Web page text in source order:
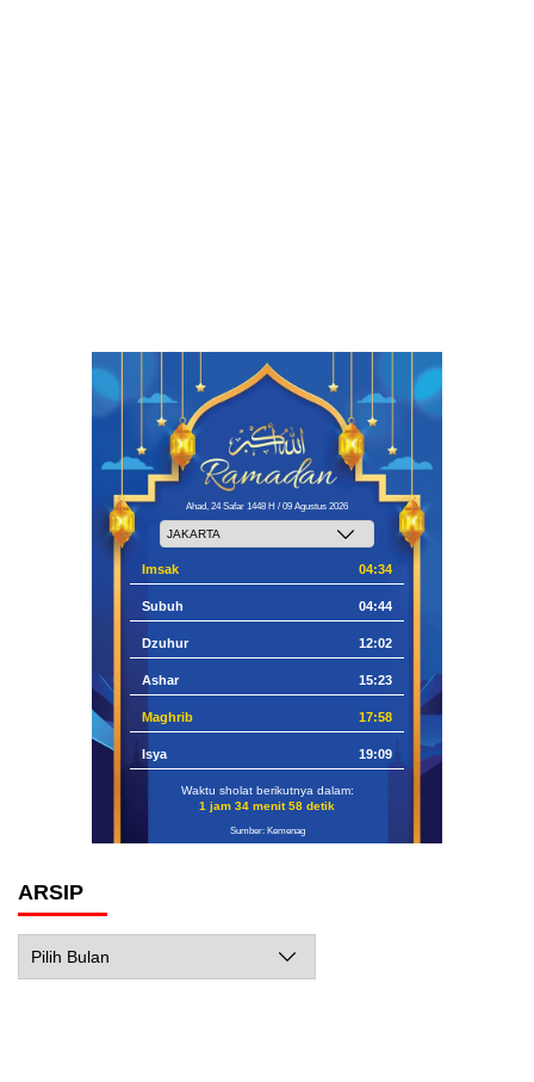
Ahad, 24 Safar 1448 H / 09 Agustus 2026
Imsak 04:34
Subuh 04:44
Dzuhur 12:02
Ashar 15:23
Maghrib 17:58
Isya 19:09
Waktu sholat berikutnya dalam:
1 jam 34 menit 57 detik
Sumber: Kemenag
ARSIP